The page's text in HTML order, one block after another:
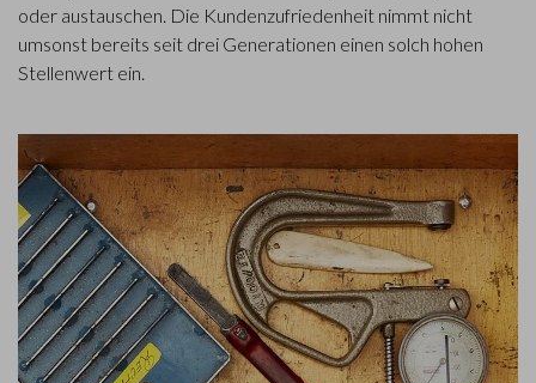
oder austauschen. Die Kundenzufriedenheit nimmt nicht
umsonst bereits seit drei Generationen einen solch hohen
Stellenwert ein.